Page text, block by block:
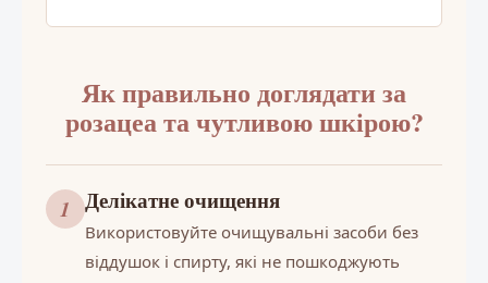
Як правильно доглядати за
розацеа та чутливою шкірою?
1 Делікатне очищення
Використовуйте очищувальні засоби без
віддушок і спирту, які не пошкоджують